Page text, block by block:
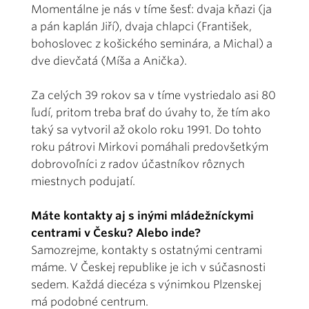
Momentálne je nás v tíme šesť: dvaja kňazi (ja
a pán kaplán Jiří), dvaja chlapci (František,
bohoslovec z košického seminára, a Michal) a
dve dievčatá (Míša a Anička).
Za celých 39 rokov sa v tíme vystriedalo asi 80
ľudí, pritom treba brať do úvahy to, že tím ako
taký sa vytvoril až okolo roku 1991. Do tohto
roku pátrovi Mirkovi pomáhali predovšetkým
dobrovoľníci z radov účastníkov rôznych
miestnych podujatí.
Máte kontakty aj s inými mládežníckymi
centrami v Česku? Alebo inde?
Samozrejme, kontakty s ostatnými centrami
máme. V Českej republike je ich v súčasnosti
sedem. Každá diecéza s výnimkou Plzenskej
má podobné centrum.